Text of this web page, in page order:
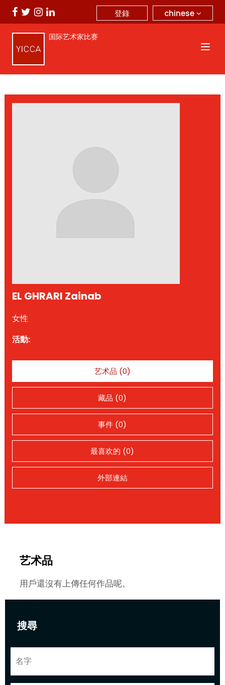
chinese
登錄
国际艺术家比赛
搜尋
EL GHRARI Zainab
女性
活動:
艺术品 (0)
藏品 (0)
事件 (0)
最喜欢的 (0)
外部連結
艺术品
用戶還沒有上傳任何作品呢。